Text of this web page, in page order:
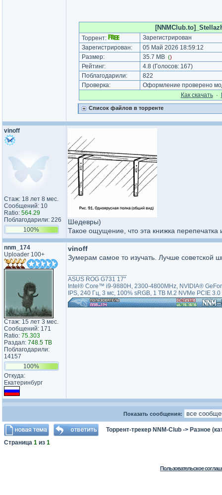
Торрент:
Зарегистрирован
Зарегистрирован:
05 Май 2026 18:59:12
Размер:
35.7 MB ()
Рейтинг: 4.8 (Голосов: 167)
Поблагодарили:
822
Проверка:
Оформление проверено
Как cкачать·
Список файлов в торренте
vinoff
Стаж: 18 лет 8 мес.
Сообщений: 10
Ratio: 564.29
Поблагодарили: 226
100%
Шедевры)
Такое ощущение, что эта книжка перепечатка
nnm_174
Uploader 100+
Стаж: 15 лет 3 мес.
Сообщений: 171
Ratio: 75.303
Раздал: 748.5 TB
Поблагодарили:
14157
100%
Откуда:
Екатеринбург
vinoff
Зумерам самое то изучать. Лучше советской
ASUS ROG G731 17"
Intel® Core™ i9-9880H, 2300-4800MHz, NVIDIA®
IPS, 240 Гц, 3 мс, 100% sRGB, 1 ТB M.2 NVMe PCIE
Показать сообщения:
Торрент-трекер NNM-Club -> Разное
Страница 1 из 1
Пользовательское